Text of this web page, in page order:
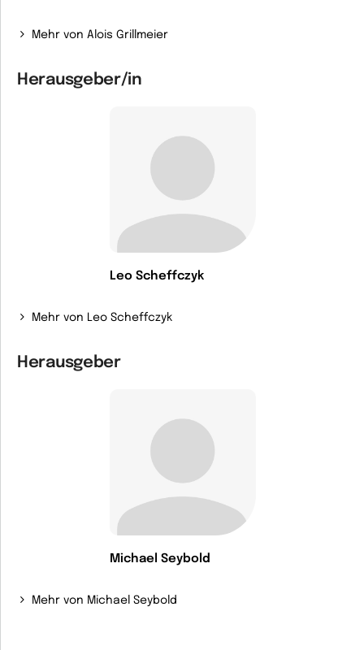
Mehr von Alois Grillmeier
Herausgeber/in
Leo Scheffczyk
Mehr von Leo Scheffczyk
Herausgeber
Michael Seybold
Mehr von Michael Seybold